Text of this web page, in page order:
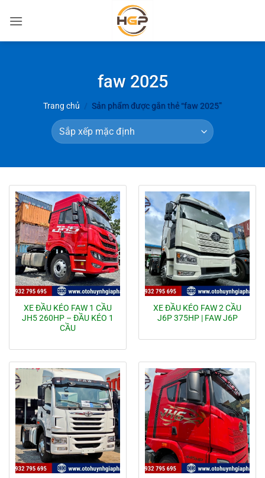
qua
faw 2025
Trang chủ / Sản phẩm được gắn thẻ “faw 2025”
XE ĐẦU KÉO FAW 1 CẦU
JH5 260HP – ĐẦU KÉO 1
CẦU
XE ĐẦU KÉO FAW 2 CẦU
J6P 375HP | FAW J6P